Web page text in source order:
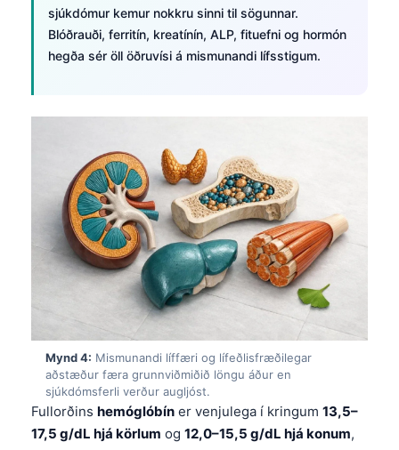
sjúkdómur kemur nokkru sinni til sögunnar.
Blóðrauði, ferritín, kreatínín, ALP, fituefni og hormón
hegða sér öll öðruvísi á mismunandi lífsstigum.
Mynd 4: Mismunandi líffæri og lífeðlisfræðilegar
aðstæður færa grunnviðmiðið löngu áður en
sjúkdómsferli verður augljóst.
Fullorðins hemóglóbín er venjulega í kringum 13,5–
17,5 g/dL hjá körlum og 12,0–15,5 g/dL hjá konum,